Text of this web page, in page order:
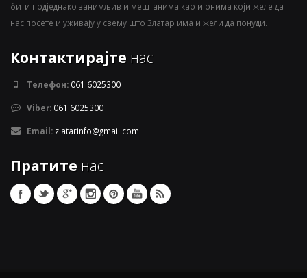
бити подједнако занимљив и мештанима као и онима који желе да
нас посете и уживају у свему што Златар има и жели да понуди.
Контактирајте нас
Телефон: 061 6025300
Viber: 061 6025300
Email: zlatarinfo@gmail.com
Пратите нас